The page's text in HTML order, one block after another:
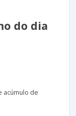
do dia
acúmulo de